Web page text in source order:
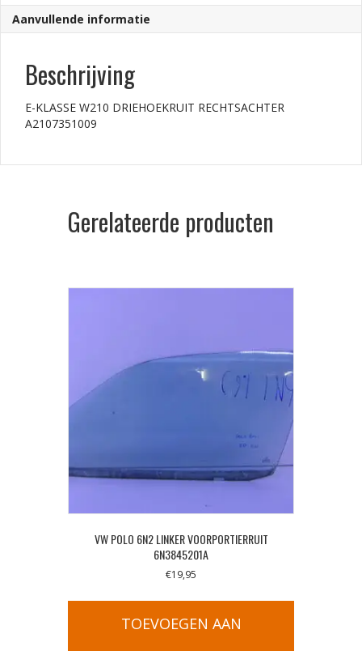
Aanvullende informatie
Beschrijving
E-KLASSE W210 DRIEHOEKRUIT RECHTSACHTER
A2107351009
Gerelateerde producten
VW POLO 6N2 LINKER VOORPORTIERRUIT
6N3845201A
€19,95
TOEVOEGEN AAN